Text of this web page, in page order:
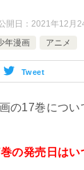
開日： 2021年12月
年漫画 アニメ
Tweet
の17巻につい
の発売日は